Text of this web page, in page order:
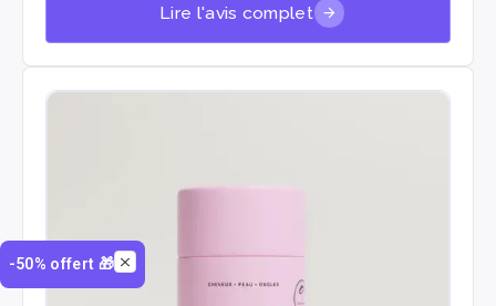
-50% offert 🎁
Lire l'avis complet